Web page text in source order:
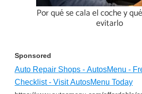
Por qué se cala el coche y
evitarlo